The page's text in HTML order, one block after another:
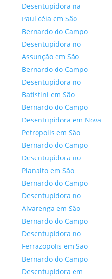
Desentupidora na
Paulicéia em São
Bernardo do Campo
Desentupidora no
Assunção em São
Bernardo do Campo
Desentupidora no
Batistini em São
Bernardo do Campo
Desentupidora em Nova
Petrópolis em São
Bernardo do Campo
Desentupidora no
Planalto em São
Bernardo do Campo
Desentupidora no
Alvarenga em São
Bernardo do Campo
Desentupidora no
Ferrazópolis em São
Bernardo do Campo
Desentupidora em